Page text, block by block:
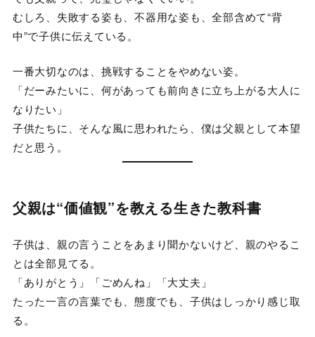
むしろ、失敗する姿も、不器用な姿も、全部含めて“背
中”で子供に伝えている。
一番大切なのは、挑戦することをやめない姿。
「だーみたいに、何があっても前向きに立ち上がる大人に
なりたい」
子供たちに、そんな風に思われたら、僕は父親として本望
だと思う。
父親は“価値観”を教える生きた教科書
子供は、親の言うことをあまり聞かないけど、親のやるこ
とは全部見てる。
「ありがとう」「ごめんね」「大丈夫」
たった一言の言葉でも、態度でも、子供はしっかり感じ取
る。